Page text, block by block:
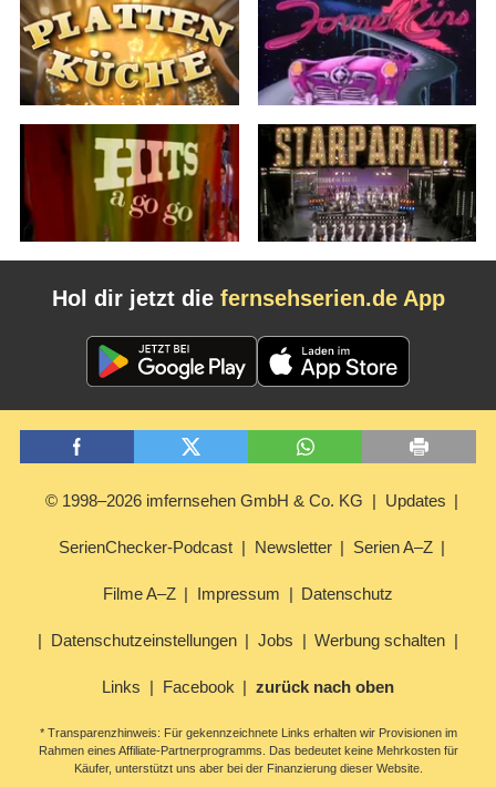
Hol dir jetzt die fernsehserien.de App
© 1998–2026 imfernsehen GmbH & Co. KG Updates
SerienChecker-Podcast Newsletter Serien A–Z
Filme A–Z Impressum Datenschutz
Datenschutzeinstellungen Jobs Werbung schalten
Links Facebook zurück nach oben
* Transparenzhinweis: Für gekennzeichnete Links erhalten wir Provisionen im
Rahmen eines Affiliate-Partnerprogramms. Das bedeutet keine Mehrkosten für
Käufer, unterstützt uns aber bei der Finanzierung dieser Website.